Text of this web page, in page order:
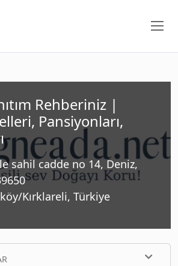
Rehberiniz |
Pansiyonları,
sahil cadde no 14, Deniz,
Kırklareli, Türkiye